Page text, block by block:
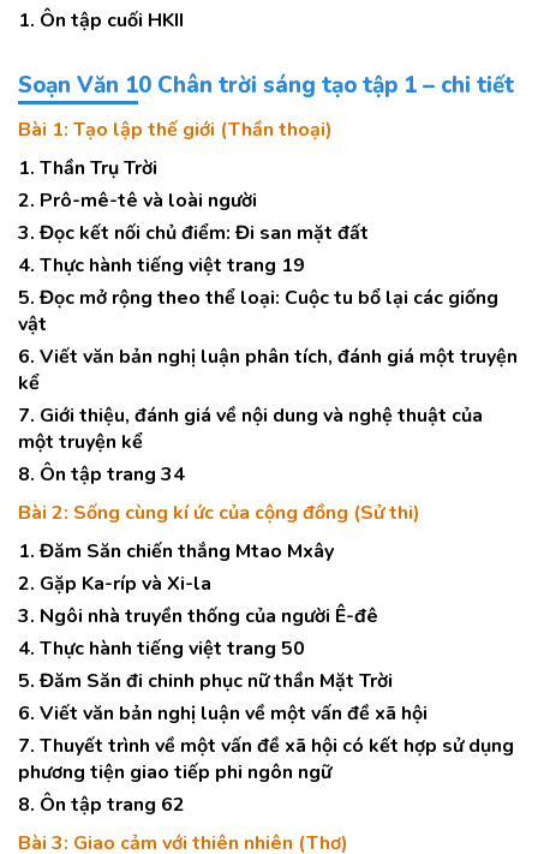
1. Ôn tập cuối HKII
Soạn Văn 10 Chân trời sáng tạo tập 1 – chi tiết
Bài 1: Tạo lập thế giới (Thần thoại)
1. Thần Trụ Trời
2. Prô-mê-tê và loài người
3. Đọc kết nối chủ điểm: Đi san mặt đất
4. Thực hành tiếng việt trang 19
5. Đọc mở rộng theo thể loại: Cuộc tu bổ lại các giống
vật
6. Viết văn bản nghị luận phân tích, đánh giá một truyện
kể
7. Giới thiệu, đánh giá về nội dung và nghệ thuật của
một truyện kể
8. Ôn tập trang 34
Bài 2: Sống cùng kí ức của cộng đồng (Sử thi)
1. Đăm Săn chiến thắng Mtao Mxây
2. Gặp Ka-ríp và Xi-la
3. Ngôi nhà truyền thống của người Ê-đê
4. Thực hành tiếng việt trang 50
5. Đăm Săn đi chinh phục nữ thần Mặt Trời
6. Viết văn bản nghị luận về một vấn đề xã hội
7. Thuyết trình về một vấn đề xã hội có kết hợp sử dụng
phương tiện giao tiếp phi ngôn ngữ
8. Ôn tập trang 62
Bài 3: Giao cảm với thiên nhiên (Thơ)